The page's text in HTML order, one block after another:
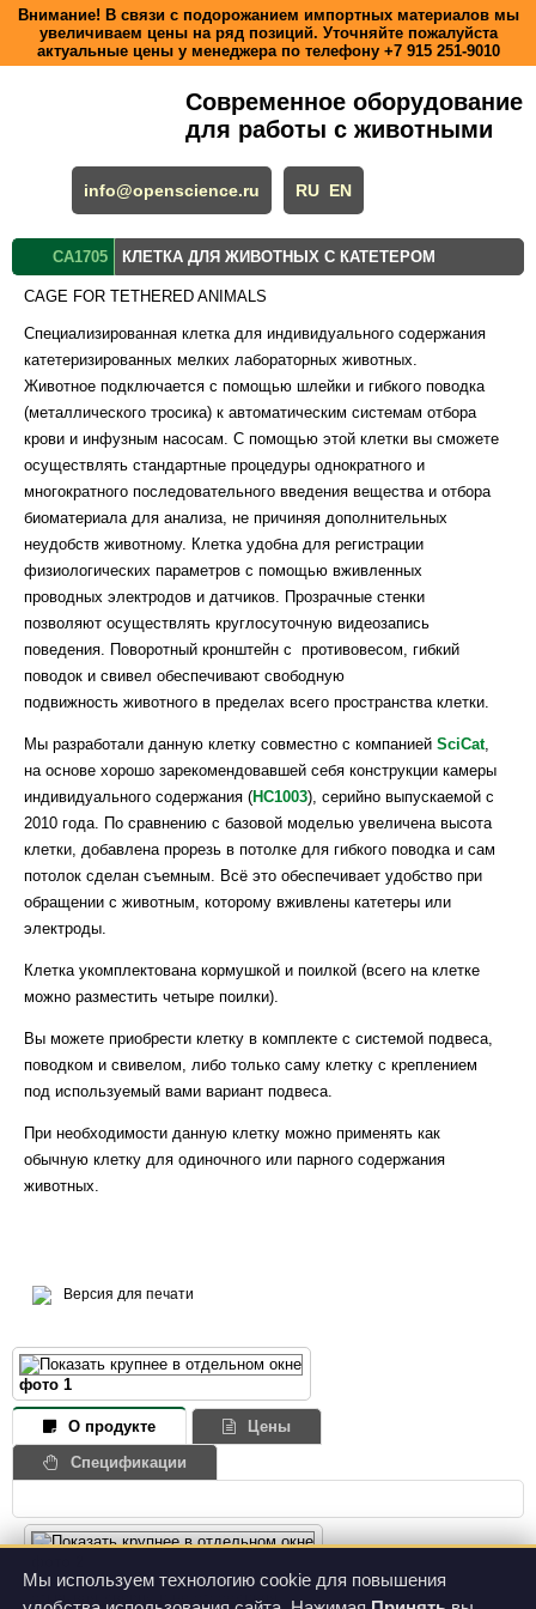
Мы используем технологию cookie для повышения
Внимание! В связи с подорожанием импортных материалов мы
увеличиваем цены на ряд позиций. Уточняйте пожалуйста
актуальные цены у менеджера по телефону +7 915 251-9010
Современное оборудование
для работы с животными
info@openscience.ru RU EN
CA1705 КЛЕТКА ДЛЯ ЖИВОТНЫХ С КАТЕТЕРОМ
CAGE FOR TETHERED ANIMALS
Специализированная клетка для индивидуального содержания
катетеризированных мелких лабораторных животных.
Животное подключается с помощью шлейки и гибкого поводка
(металлического тросика) к автоматическим системам отбора
крови и инфузным насосам. С помощью этой клетки вы сможете
осуществлять стандартные процедуры однократного и
многократного последовательного введения вещества и отбора
биоматериала для анализа, не причиняя дополнительных
неудобств животному. Клетка удобна для регистрации
физиологических параметров с помощью вживленных
проводных электродов и датчиков. Прозрачные стенки
позволяют осуществлять круглосуточную видеозапись
поведения. Поворотный кронштейн с противовесом, гибкий
поводок и свивел обеспечивают свободную
подвижность животного в пределах всего пространства клетки.
Мы разработали данную клетку совместно с компанией SciCat,
на основе хорошо зарекомендовавшей себя конструкции камеры
индивидуального содержания (HC1003), серийно выпускаемой с
2010 года. По сравнению с базовой моделью увеличена высота
клетки, добавлена прорезь в потолке для гибкого поводка и сам
потолок сделан съемным. Всё это обеспечивает удобство при
обращении с животным, которому вживлены катетеры или
электроды.
Клетка укомплектована кормушкой и поилкой (всего на клетке
можно разместить четыре поилки).
Вы можете приобрести клетку в комплекте с системой подвеса,
поводком и свивелом, либо только саму клетку с креплением
под используемый вами вариант подвеса.
При необходимости данную клетку можно применять как
обычную клетку для одиночного или парного содержания
животных.
Версия для печати
фото 1
О продукте
Цены
Спецификации
Крышку клетки можно снять, не
открывая дверцу и не отсоединяя